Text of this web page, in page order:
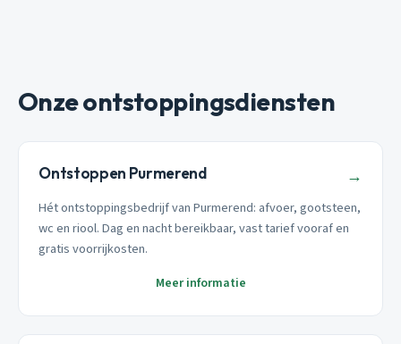
Onze ontstoppingsdiensten
Ontstoppen Purmerend →
Hét ontstoppingsbedrijf van Purmerend: afvoer, gootsteen,
wc en riool. Dag en nacht bereikbaar, vast tarief vooraf en
gratis voorrijkosten.
Meer informatie